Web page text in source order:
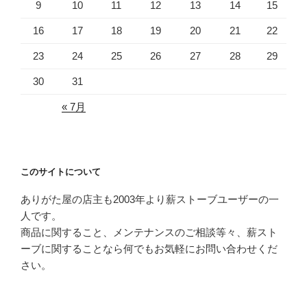
9 10 11 12 13 14 15
16 17 18 19 20 21 22
23 24 25 26 27 28 29
30 31
« 7月
このサイトについて
ありがた屋の店主も2003年より薪ストーブユーザーの一
人です。
商品に関すること、メンテナンスのご相談等々、薪スト
ーブに関することなら何でもお気軽にお問い合わせくだ
さい。